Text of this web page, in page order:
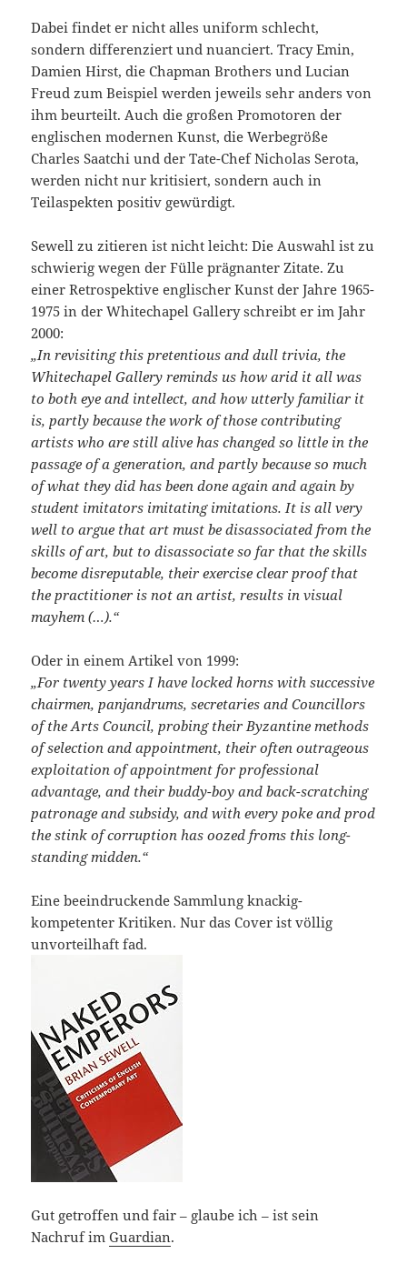
Dabei findet er nicht alles uniform schlecht,
sondern differenziert und nuanciert. Tracy Emin,
Damien Hirst, die Chapman Brothers und Lucian
Freud zum Beispiel werden jeweils sehr anders von
ihm beurteilt. Auch die großen Promotoren der
englischen modernen Kunst, die Werbegröße
Charles Saatchi und der Tate-Chef Nicholas Serota,
werden nicht nur kritisiert, sondern auch in
Teilaspekten positiv gewürdigt.
Sewell zu zitieren ist nicht leicht: Die Auswahl ist zu
schwierig wegen der Fülle prägnanter Zitate. Zu
einer Retrospektive englischer Kunst der Jahre 1965-
1975 in der Whitechapel Gallery schreibt er im Jahr
2000:
„In revisiting this pretentious and dull trivia, the
Whitechapel Gallery reminds us how arid it all was
to both eye and intellect, and how utterly familiar it
is, partly because the work of those contributing
artists who are still alive has changed so little in the
passage of a generation, and partly because so much
of what they did has been done again and again by
student imitators imitating imitations. It is all very
well to argue that art must be disassociated from the
skills of art, but to disassociate so far that the skills
become disreputable, their exercise clear proof that
the practitioner is not an artist, results in visual
mayhem (…).“
Oder in einem Artikel von 1999:
„For twenty years I have locked horns with successive
chairmen, panjandrums, secretaries and Councillors
of the Arts Council, probing their Byzantine methods
of selection and appointment, their often outrageous
exploitation of appointment for professional
advantage, and their buddy-boy and back-scratching
patronage and subsidy, and with every poke and prod
the stink of corruption has oozed froms this long-
standing midden.“
Eine beeindruckende Sammlung knackig-
kompetenter Kritiken. Nur das Cover ist völlig
unvorteilhaft fad.
Gut getroffen und fair – glaube ich – ist sein
Nachruf imGuardian.